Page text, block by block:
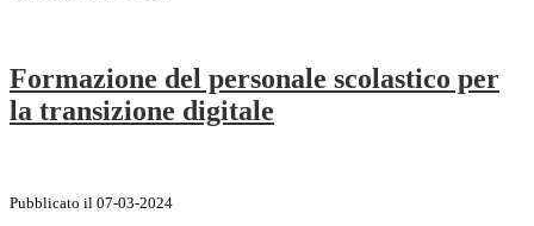
Formazione del personale scolastico per
la transizione digitale
Pubblicato il 07-03-2024